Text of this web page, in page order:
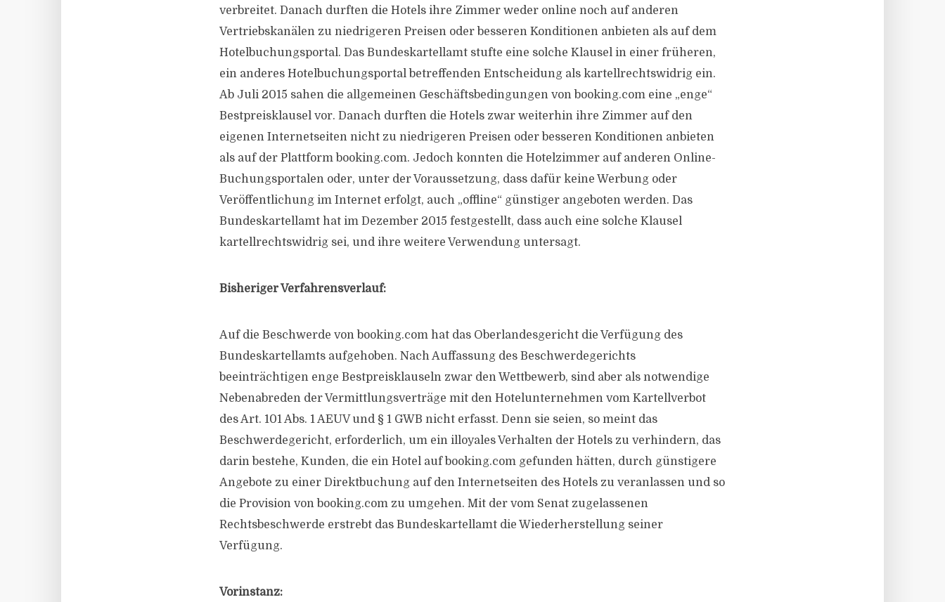
verbreitet. Danach durften die Hotels ihre Zimmer weder online noch auf anderen
Vertriebskanälen zu niedrigeren Preisen oder besseren Konditionen anbieten als auf dem
Hotelbuchungsportal. Das Bundeskartellamt stufte eine solche Klausel in einer früheren,
ein anderes Hotelbuchungsportal betreffenden Entscheidung als kartellrechtswidrig ein.
Ab Juli 2015 sahen die allgemeinen Geschäftsbedingungen von booking.com eine „enge“
Bestpreisklausel vor. Danach durften die Hotels zwar weiterhin ihre Zimmer auf den
eigenen Internetseiten nicht zu niedrigeren Preisen oder besseren Konditionen anbieten
als auf der Plattform booking.com. Jedoch konnten die Hotelzimmer auf anderen Online-
Buchungsportalen oder, unter der Voraussetzung, dass dafür keine Werbung oder
Veröffentlichung im Internet erfolgt, auch „offline“ günstiger angeboten werden. Das
Bundeskartellamt hat im Dezember 2015 festgestellt, dass auch eine solche Klausel
kartellrechtswidrig sei, und ihre weitere Verwendung untersagt.
Bisheriger Verfahrensverlauf:
Auf die Beschwerde von booking.com hat das Oberlandesgericht die Verfügung des
Bundeskartellamts aufgehoben. Nach Auffassung des Beschwerdegerichts
beeinträchtigen enge Bestpreisklauseln zwar den Wettbewerb, sind aber als notwendige
Nebenabreden der Vermittlungsverträge mit den Hotelunternehmen vom Kartellverbot
des Art. 101 Abs. 1 AEUV und § 1 GWB nicht erfasst. Denn sie seien, so meint das
Beschwerdegericht, erforderlich, um ein illoyales Verhalten der Hotels zu verhindern, das
darin bestehe, Kunden, die ein Hotel auf booking.com gefunden hätten, durch günstigere
Angebote zu einer Direktbuchung auf den Internetseiten des Hotels zu veranlassen und so
die Provision von booking.com zu umgehen. Mit der vom Senat zugelassenen
Rechtsbeschwerde erstrebt das Bundeskartellamt die Wiederherstellung seiner
Verfügung.
Vorinstanz: